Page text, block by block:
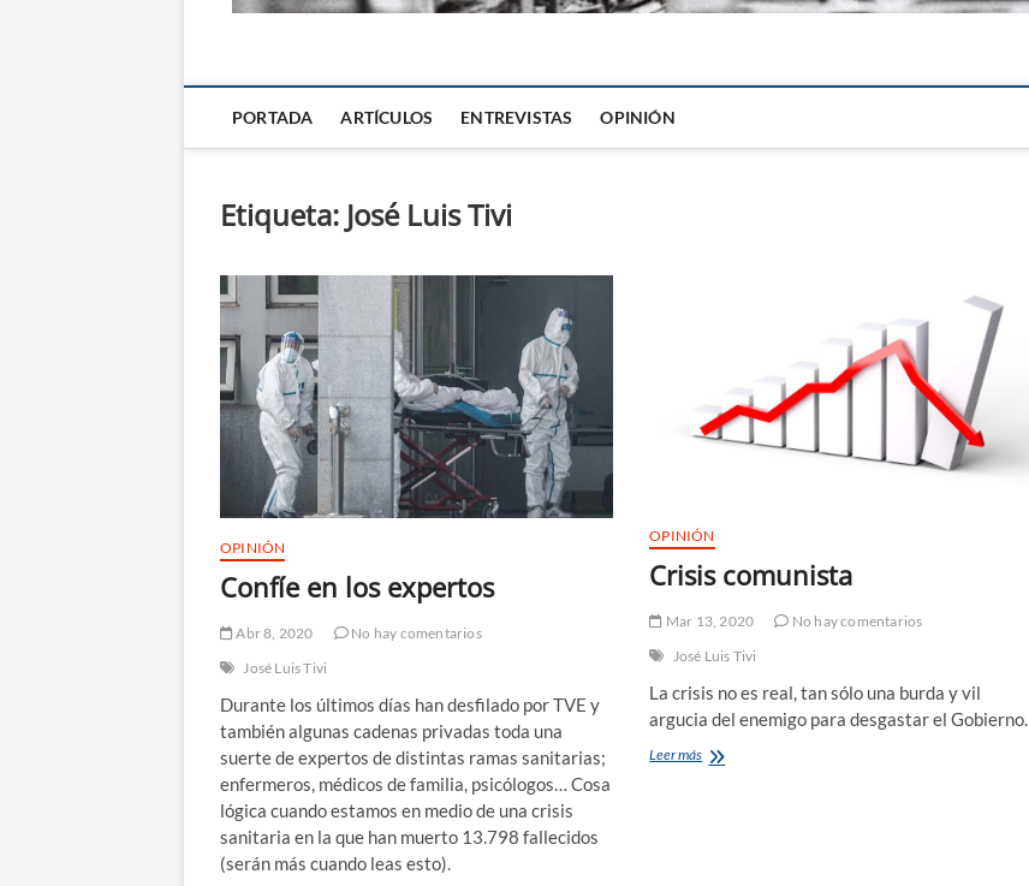
PORTADA ARTÍCULOS ENTREVISTAS OPINIÓN
Etiqueta: José Luis Tivi
OPINIÓN
Confíe en los expertos
Abr 8, 2020
No hay comentarios
José Luis Tivi
Durante los últimos días han desfilado por TVE y
también algunas cadenas privadas toda una
suerte de expertos de distintas ramas sanitarias;
enfermeros, médicos de familia, psicólogos… Cosa
lógica cuando estamos en medio de una crisis
sanitaria en la que han muerto 13.798 fallecidos
(serán más cuando leas esto).
OPINIÓN
Crisis comunista
Mar 13, 2020
No hay comentarios
José Luis Tivi
La crisis no es real, tan sólo una burda y vil
argucia del enemigo para desgastar el Gobierno.
Leer másCrisis